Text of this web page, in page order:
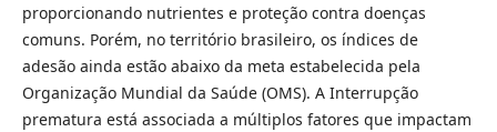
proporcionando nutrientes e proteção contra doenças
comuns. Porém, no território brasileiro, os índices de
adesão ainda estão abaixo da meta estabelecida pela
Organização Mundial da Saúde (OMS). A Interrupção
prematura está associada a múltiplos fatores que impactam